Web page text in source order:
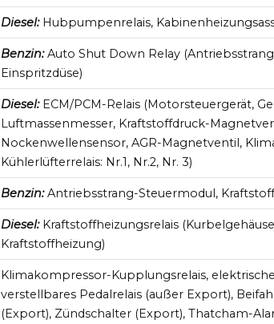
Diesel:Hubpumpenrelais,
Benzin:Auto Shut Down Relay
Einspritzdüse)
Diesel:ECM/PCM-Relais (Motorsteuergerät,
Luftmassenmesser, Kraftstoffdruck-
Nockenwellensensor, AGR-Magnetventil,
Kühlerlüfterrelais: Nr.1, Nr.2, Nr. 3)
Benzin:Antriebsstrang-Steuermodul,
Diesel:Kraftstoffheizungsrelais
Kraftstoffheizung)
Klimakompressor-Kupplungsrelais,
verstellbares Pedalrelais (außer Export),
(Export), Zündschalter (Export), Thatcham-